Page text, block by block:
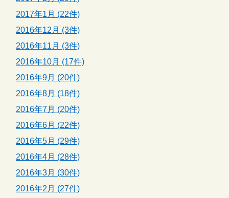
2017年1月 (22件)
2016年12月 (3件)
2016年11月 (3件)
2016年10月 (17件)
2016年9月 (20件)
2016年8月 (18件)
2016年7月 (20件)
2016年6月 (22件)
2016年5月 (29件)
2016年4月 (28件)
2016年3月 (30件)
2016年2月 (27件)